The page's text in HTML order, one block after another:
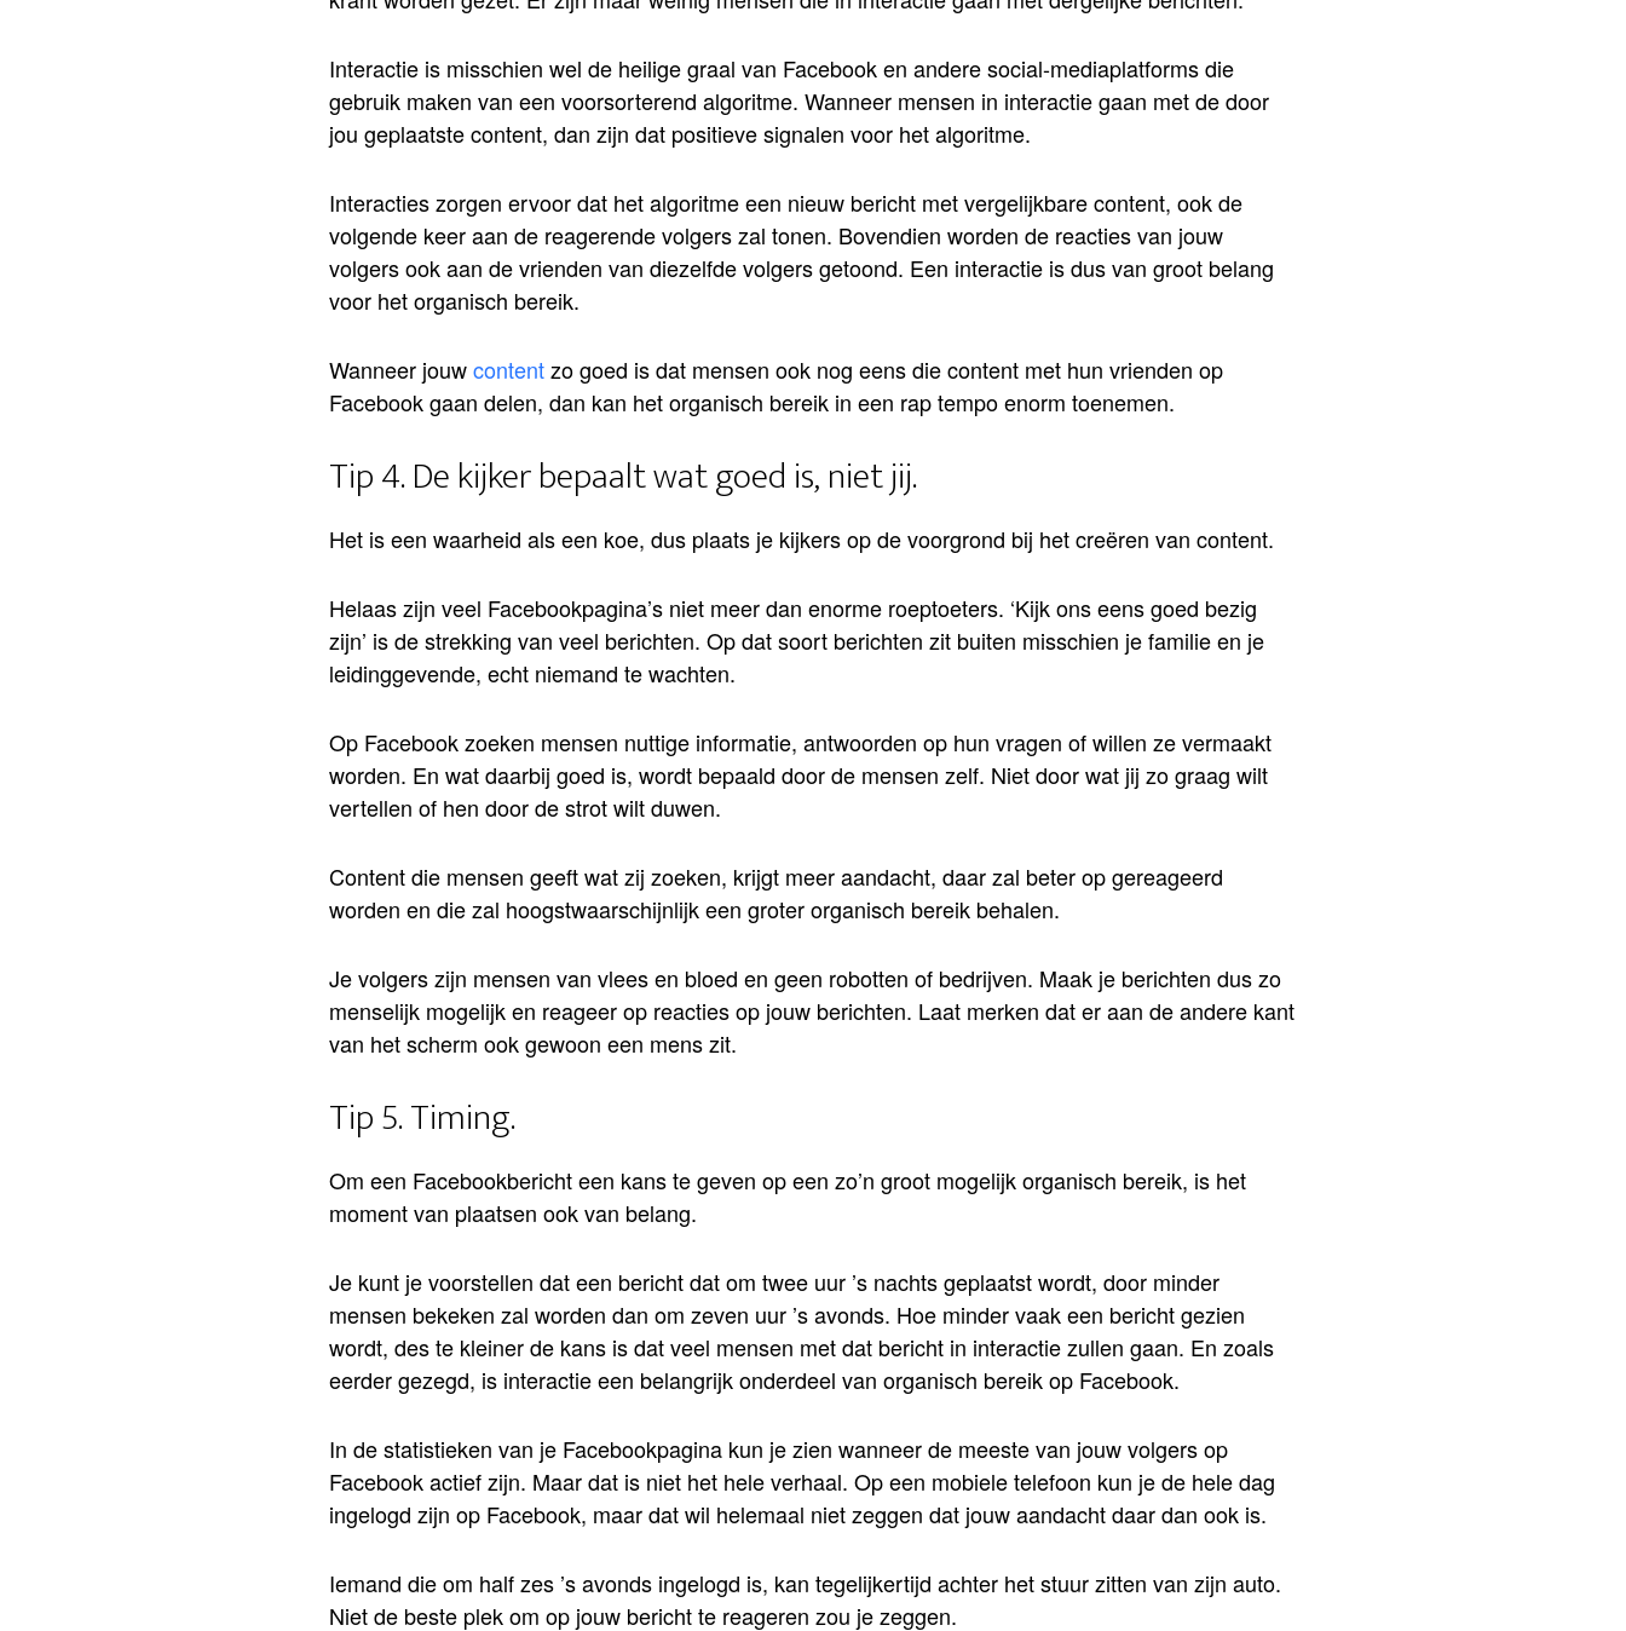
Interactie is misschien wel de heilige graal van Facebook en andere social-mediaplatforms die
gebruik maken van een voorsorterend algoritme. Wanneer mensen in interactie gaan met de door
jou geplaatste content, dan zijn dat positieve signalen voor het algoritme.
Interacties zorgen ervoor dat het algoritme een nieuw bericht met vergelijkbare content, ook de
volgende keer aan de reagerende volgers zal tonen. Bovendien worden de reacties van jouw
volgers ook aan de vrienden van diezelfde volgers getoond. Een interactie is dus van groot belang
voor het organisch bereik.
Wanneer jouwcontentzo goed is dat mensen ook nog eens die content met hun vrienden op
Facebook gaan delen, dan kan het organisch bereik in een rap tempo enorm toenemen.
Tip 4. De kijker bepaalt wat goed is, niet jij.
Het is een waarheid als een koe, dus plaats je kijkers op de voorgrond bij het creëren van content.
Helaas zijn veel Facebookpagina’s niet meer dan enorme roeptoeters. ‘Kijk ons eens goed bezig
zijn’ is de strekking van veel berichten. Op dat soort berichten zit buiten misschien je familie en je
leidinggevende, echt niemand te wachten.
Op Facebook zoeken mensen nuttige informatie, antwoorden op hun vragen of willen ze vermaakt
worden. En wat daarbij goed is, wordt bepaald door de mensen zelf. Niet door wat jij zo graag wilt
vertellen of hen door de strot wilt duwen.
Content die mensen geeft wat zij zoeken, krijgt meer aandacht, daar zal beter op gereageerd
worden en die zal hoogstwaarschijnlijk een groter organisch bereik behalen.
Je volgers zijn mensen van vlees en bloed en geen robotten of bedrijven. Maak je berichten dus zo
menselijk mogelijk en reageer op reacties op jouw berichten. Laat merken dat er aan de andere kant
van het scherm ook gewoon een mens zit.
Tip 5. Timing.
Om een Facebookbericht een kans te geven op een zo’n groot mogelijk organisch bereik, is het
moment van plaatsen ook van belang.
Je kunt je voorstellen dat een bericht dat om twee uur ’s nachts geplaatst wordt, door minder
mensen bekeken zal worden dan om zeven uur ’s avonds. Hoe minder vaak een bericht gezien
wordt, des te kleiner de kans is dat veel mensen met dat bericht in interactie zullen gaan. En zoals
eerder gezegd, is interactie een belangrijk onderdeel van organisch bereik op Facebook.
In de statistieken van je Facebookpagina kun je zien wanneer de meeste van jouw volgers op
Facebook actief zijn. Maar dat is niet het hele verhaal. Op een mobiele telefoon kun je de hele dag
ingelogd zijn op Facebook, maar dat wil helemaal niet zeggen dat jouw aandacht daar dan ook is.
Iemand die om half zes ’s avonds ingelogd is, kan tegelijkertijd achter het stuur zitten van zijn auto.
Niet de beste plek om op jouw bericht te reageren zou je zeggen.